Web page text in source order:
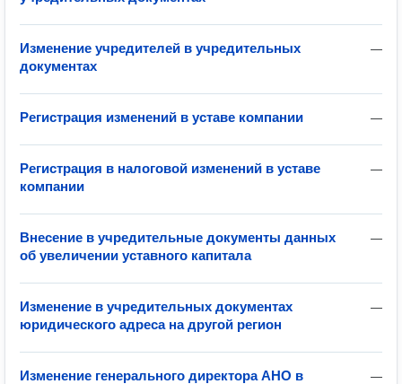
—
Изменение учредителей в учредительных
документах
—
Регистрация изменений в уставе компании
—
Регистрация в налоговой изменений в уставе
компании
—
Внесение в учредительные документы данных
об увеличении уставного капитала
—
Изменение в учредительных документах
юридического адреса на другой регион
—
Изменение генерального директора АНО в